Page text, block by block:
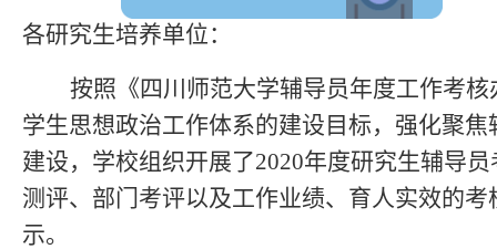
各研究生培养单位：
按照《四川师范大学辅导员年度工作考
学生思想政治工作体系的建设目标，强化聚
建设， 学校组织开展了2020年度研究生辅导员
测评、部门考评以及工作业绩、育人实效的考
示。